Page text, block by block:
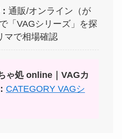
通販/オンライン（が
「VAGシリーズ」を探
で相場確認
ゃ処 online｜VAGカ
CATEGORY VAGシ